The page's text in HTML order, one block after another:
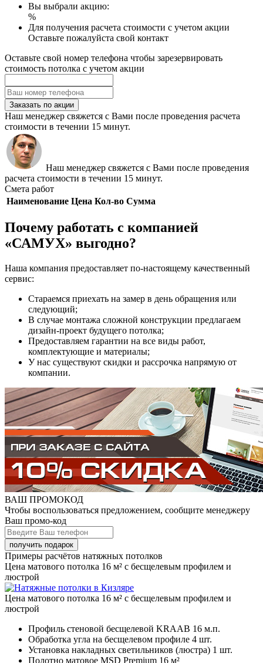
Вы выбрали акцию:
%
Для получения расчета стоимости с учетом акции
Оставьте пожалуйста свой контакт
Оставьте свой номер телефона чтобы зарезервировать
стоимость потолка с учетом акции
Заказать по акции
Наш менеджер свяжется с Вами после проведения расчета
стоимости в течении 15 минут.
Наш менеджер свяжется с Вами после проведения
расчета стоимости в течении 15 минут.
Смета работ
Наименование Цена Кол-во Сумма
Почему работать с компанией
«САМУХ» выгодно?
Наша компания предоставляет по-настоящему качественный
сервис:
Стараемся приехать на замер в день обращения или
следующий;
В случае монтажа сложной конструкции предлагаем
дизайн-проект будущего потолка;
Предоставляем гарантии на все виды работ,
комплектующие и материалы;
У нас существуют скидки и рассрочка напрямую от
компании.
ВАШ ПРОМОКОД
Чтобы воспользоваться предложением, сообщите менеджеру
Ваш промо-код
Примеры расчётов натяжных потолков
Цена матового потолка 16 м² с бесщелевым профилем и
люстрой
Цена матового потолка 16 м² с бесщелевым профилем и
люстрой
Профиль стеновой бесщелевой KRAAB 16 м.п.
Обработка угла на бесщелевом профиле 4 шт.
Установка накладных светильников (люстра) 1 шт.
Полотно матовое MSD Premium 16 м²